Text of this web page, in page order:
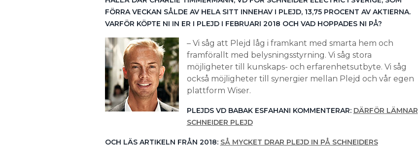
FÖRRA VECKAN SÅLDE AV HELA SITT INNEHAV I PLEJD, 13,75 PROCENT AV AKTIERNA.
VARFÖR KÖPTE NI IN ER I PLEJD I FEBRUARI 2018 OCH VAD HOPPADES NI PÅ?
– Vi såg att Plejd låg i framkant med smarta hem och
framförallt med belysningsstyrning. Vi såg stora
möjligheter till kunskaps- och erfarenhetsutbyte. Vi såg
också möjligheter till synergier mellan Plejd och vår egen
plattform Wiser.
PLEJDS VD BABAK ESFAHANI KOMMENTERAR: DÄRFÖR LÄMNAR
SCHNEIDER PLEJD
OCH LÄS ARTIKELN FRÅN 2018: SÅ MYCKET DRAR PLEJD IN PÅ SCHNEIDERS